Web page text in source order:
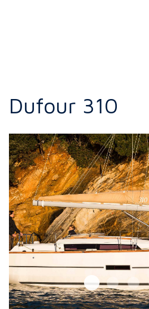
Dufour 310